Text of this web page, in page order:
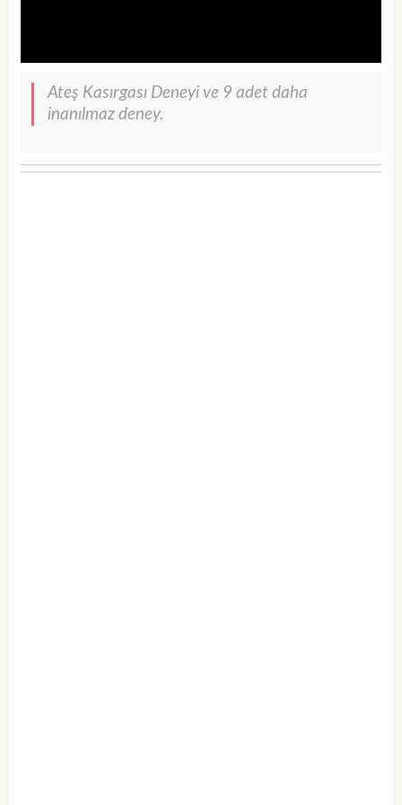
Ateş Kasırgası Deneyi ve 9 adet daha
inanılmaz deney.